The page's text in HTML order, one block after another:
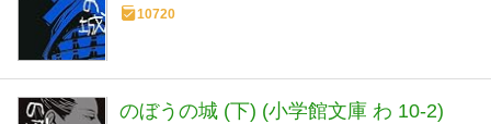
10720
のぼうの城 (下) (小学館文庫 わ 10-2)